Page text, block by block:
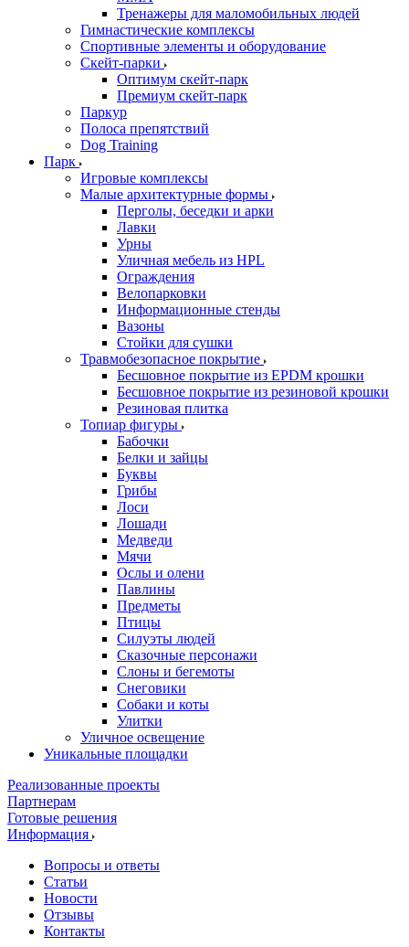
Тренажеры для маломобильных людей
Гимнастические комплексы
Спортивные элементы и оборудование
Скейт-парки
Оптимум скейт-парк
Премиум скейт-парк
Паркур
Полоса препятствий
Dog Training
Парк
Игровые комплексы
Малые архитектурные формы
Перголы, беседки и арки
Лавки
Урны
Уличная мебель из HPL
Ограждения
Велопарковки
Информационные стенды
Вазоны
Стойки для сушки
Травмобезопасное покрытие
Бесшовное покрытие из EPDM крошки
Бесшовное покрытие из резиновой крошки
Резиновая плитка
Топиар фигуры
Бабочки
Белки и зайцы
Буквы
Грибы
Лоси
Лошади
Медведи
Мячи
Ослы и олени
Павлины
Предметы
Птицы
Силуэты людей
Сказочные персонажи
Слоны и бегемоты
Снеговики
Собаки и коты
Улитки
Уличное освещение
Уникальные площадки
Реализованные проекты
Партнерам
Готовые решения
Информация
Вопросы и ответы
Статьи
Новости
Отзывы
Контакты